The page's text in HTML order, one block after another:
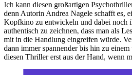
Ich kann diesen großartigen
denn Autorin Andrea Nagele schafft es,
Kopfkino zu entwickeln und dabei noch
authentisch zu zeichnen, dass man als
mit in die Handlung eingreifen würde.
dann immer spannender bis hin zu
diesen Thriller erst aus der Hand, wenn